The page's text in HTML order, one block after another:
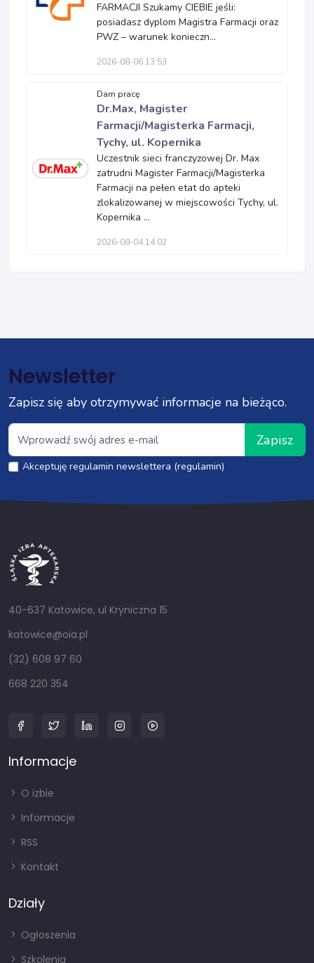
FARMACJI Szukamy CIEBIE jeśli:
posiadasz dyplom Magistra Farmacji oraz
PWZ – warunek konieczn...
2026-08-06 13:53
Dam pracę
Dr.Max, Magister
Farmacji/Magisterka Farmacji,
Tychy, ul. Kopernika
Uczestnik sieci franczyzowej Dr. Max
zatrudni Magister Farmacji/Magisterka
Farmacji na pełen etat do apteki
zlokalizowanej w miejscowości Tychy, ul.
Kopernika ...
2026-08-04 14:02
Newsletter
Zapisz się aby otrzymywać informacje na bieżąco.
Zapisz
Akceptuję regulamin newslettera (regulamin)
40-637 Katowice, ul Kryniczna 15
katowice@oia.pl
(32) 608 97 60
668 220 354
Informacje
O izbie
Informacje
RSS
Kontakt
Działy
Ogłoszenia
Szkolenia